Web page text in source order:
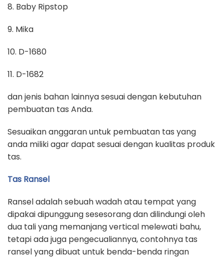
8. Baby Ripstop
9. Mika
10. D-1680
11. D-1682
dan jenis bahan lainnya sesuai dengan kebutuhan
pembuatan tas Anda.
Sesuaikan anggaran untuk pembuatan tas yang
anda miliki agar dapat sesuai dengan kualitas produk
tas.
Tas Ransel
Ransel adalah sebuah wadah atau tempat yang
dipakai dipunggung sesesorang dan dilindungi oleh
dua tali yang memanjang vertical melewati bahu,
tetapi ada juga pengecualiannya, contohnya tas
ransel yang dibuat untuk benda-benda ringan